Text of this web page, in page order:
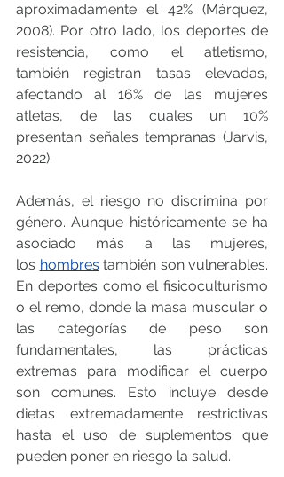
aproximadamente el 42% (Márquez,
2008). Por otro lado, los deportes de
resistencia, como el atletismo,
también registran tasas elevadas,
afectando al 16% de las mujeres
atletas, de las cuales un 10%
presentan señales tempranas (Jarvis,
2022).
Además, el riesgo no discrimina por
género. Aunque históricamente se ha
asociado más a las mujeres,
los hombres también son vulnerables.
En deportes como el fisicoculturismo
o el remo, donde la masa muscular o
las categorías de peso son
fundamentales, las prácticas
extremas para modificar el cuerpo
son comunes. Esto incluye desde
dietas extremadamente restrictivas
hasta el uso de suplementos que
pueden poner en riesgo la salud.